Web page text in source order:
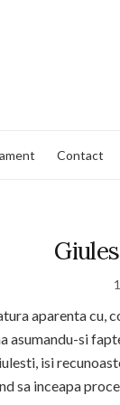
Contact
aparenta cu,
asumandu-si
isi
sa inceapa